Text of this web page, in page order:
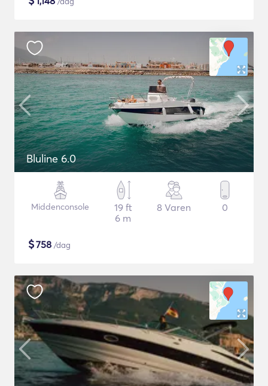
Bluline 6.0
Middenconsole
19 ft
6 m
8 Varen 0
$758 /dag